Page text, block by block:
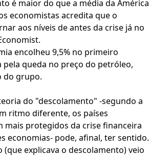
é maior do que a média da América
economistas acredita que o
aos níveis de antes da crise já no
encolheu 9,5% no primeiro
queda no preço do petróleo,
do grupo.
do "descolamento" -segundo a
ritmo diferente, os países
mais protegidos da crise financeira
economias- pode, afinal, ter sentido.
explicava o descolamento) veio